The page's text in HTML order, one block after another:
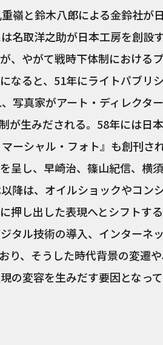
嶺と鈴木八郎による金鈴社が
名取洋之助が日本工房を創設
、やがて戦時下体制における
なると、51年にライトパブリ
写真家がアート・ディレクタ
が生みだされる。58年には日
ーシャル・フォト』も創刊さ
呈し、早崎治、篠山紀信、横
降は、オイルショックやコン
押し出した表現へとシフトす
タル技術の導入、インターネ
り、そうした時代背景の変遷
の変容を生みだす要因となっ